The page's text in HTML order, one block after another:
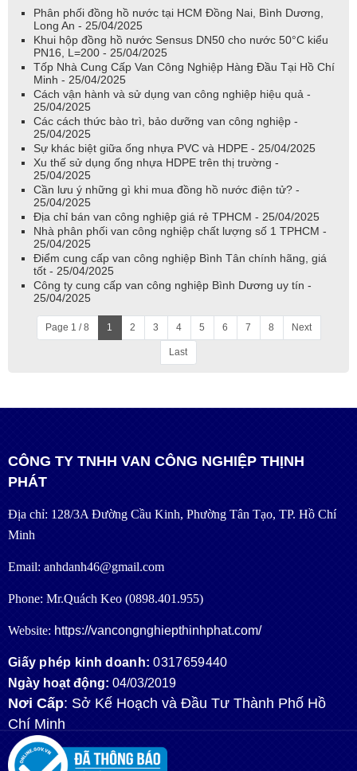
Phân phối đồng hồ nước tại HCM Đồng Nai, Bình Dương,
Long An - 25/04/2025
Khui hộp đồng hồ nước Sensus DN50 cho nước 50°C kiểu
PN16, L=200 - 25/04/2025
Tốp Nhà Cung Cấp Van Công Nghiệp Hàng Đầu Tại Hồ Chí
Minh - 25/04/2025
Cách vận hành và sử dụng van công nghiệp hiệu quả -
25/04/2025
Các cách thức bào trì, bảo dưỡng van công nghiệp -
25/04/2025
Sự khác biệt giữa ống nhựa PVC và HDPE - 25/04/2025
Xu thế sử dụng ống nhựa HDPE trên thị trường -
25/04/2025
Cần lưu ý những gì khi mua đồng hồ nước điện tử? -
25/04/2025
Địa chỉ bán van công nghiệp giá rẻ TPHCM - 25/04/2025
Nhà phân phối van công nghiệp chất lượng số 1 TPHCM -
25/04/2025
Điểm cung cấp van công nghiệp Bình Tân chính hãng, giá
tốt - 25/04/2025
Công ty cung cấp van công nghiệp Bình Dương uy tín -
25/04/2025
Page 1 / 8 1 2 3 4 5 6 7 8 Next
Last
CÔNG TY TNHH VAN CÔNG NGHIỆP THỊNH
PHÁT
Địa chỉ: 128/3A Đường Cầu Kinh, Phường Tân Tạo, TP. Hồ Chí
Minh
Email: anhdanh46@gmail.com
Phone: Mr.Quách Keo (0898.401.955)
Website: https://vancongnghiepthinhphat.com/
Giấy phép kinh doanh: 0317659440
Ngày hoạt động: 04/03/2019
Nơi Cấp: Sở Kế Hoạch và Đầu Tư Thành Phố Hồ
Chí Minh